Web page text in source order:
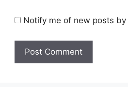
Notify me of new posts by